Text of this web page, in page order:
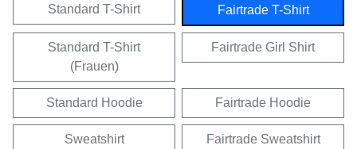
Standard T-Shirt Fairtrade T-Shirt
Standard T-Shirt
(Frauen)
Fairtrade Girl Shirt
Standard Hoodie Fairtrade Hoodie
Sweatshirt Fairtrade Sweatshirt